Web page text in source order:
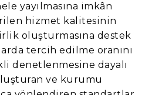
yayılmasına imkân
hizmet kalitesinin
oluşturmasına destek
tercih edilme oranını
denetlenmesine dayalı
ve kurumu